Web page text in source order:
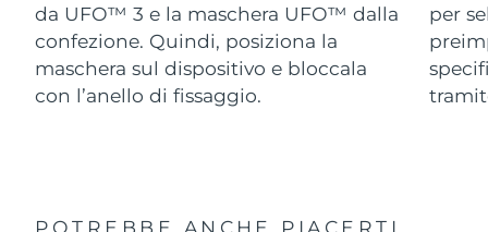
da UFO™ 3 e la maschera UFO™ dalla
confezione. Quindi, posiziona la
maschera sul dispositivo e bloccala
con l’anello di fissaggio.
per
POTREBBE ANCHE PIACERTI